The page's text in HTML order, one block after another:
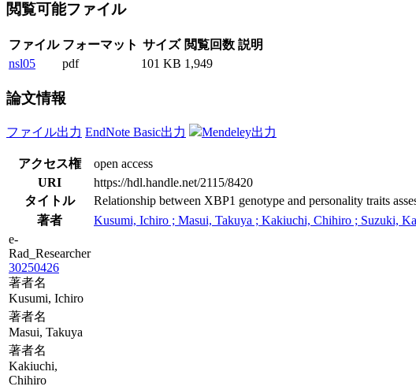
閲覧可能ファイル
ファイル フォーマット サイズ 閲覧回数 説明
nsl05
pdf 101 KB 1,949
論文情報
ファイル出力 EndNote Basic出力 Mendeley出力
アクセス権
open access
URI
https://hdl.handle.net/2115/8420
タイトル
Relationship between XBP1 genotype and personality traits
著者
Kusumi, Ichiro ; Masui, Takuya ; Kakiuchi, Chihiro ; Suzuki,
e-
Rad_Researcher
30250426
著者名
Kusumi, Ichiro
著者名
Masui, Takuya
著者名
Kakiuchi,
Chihiro